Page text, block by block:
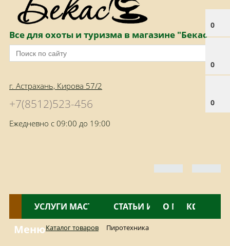
0
0
0
Все для охоты и туризма в магазине "Бекас"
г. Астрахань, Кирова 57/2
+7(8512)523-456
Ежедневно с 09:00 до 19:00
КАТАЛОГ
УСЛУГИ МАСТЕРСКОЙНОВОСТИ
СТАТЬИ И ОБЗОРЫ
О МАГАЗИНЕ
МенюКаталог товаров Пиротехника